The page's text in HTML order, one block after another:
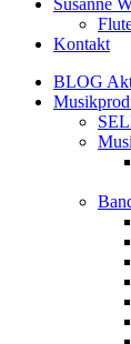
Susanne
Kontakt
BLOG